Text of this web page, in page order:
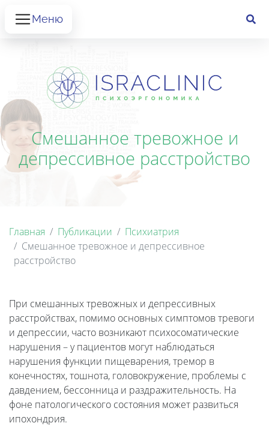
Меню
Смешанное тревожное и
депрессивное расстройство
Главная Публикации
Психиатрия
Смешанное тревожное и депрессивное
расстройство
При смешанных тревожных и депрессивных
расстройствах, помимо основных симптомов тревоги
и депрессии, часто возникают психосоматические
нарушения – у пациентов могут наблюдаться
нарушения функции пищеварения, тремор в
конечностях, тошнота, головокружение, проблемы с
давдением, бессонница и раздражительность. На
фоне патологического состояния может развиться
ипохондрия.